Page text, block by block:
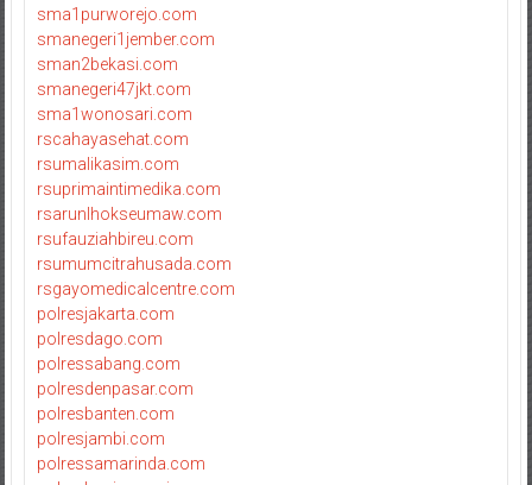
sma1purworejo.com
smanegeri1jember.com
sman2bekasi.com
smanegeri47jkt.com
sma1wonosari.com
rscahayasehat.com
rsumalikasim.com
rsuprimaintimedika.com
rsarunlhokseumaw.com
rsufauziahbireu.com
rsumumcitrahusada.com
rsgayomedicalcentre.com
polresjakarta.com
polresdago.com
polressabang.com
polresdenpasar.com
polresbanten.com
polresjambi.com
polressamarinda.com